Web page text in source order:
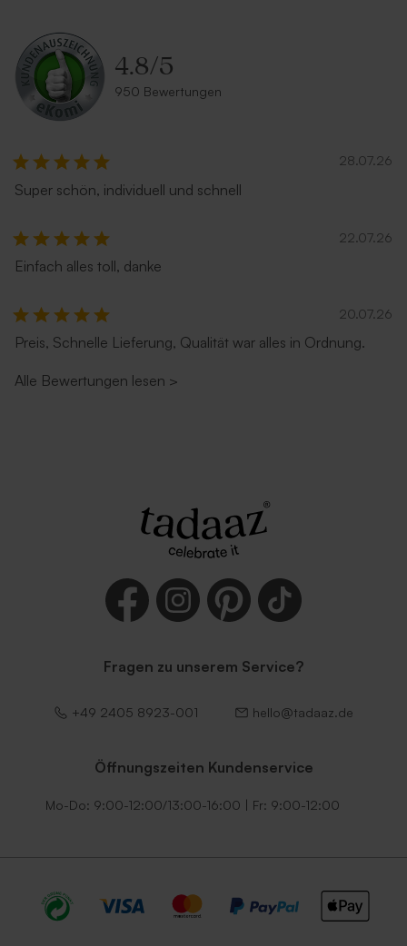
Quadratischer Umschlag mit
selbstklebendem Verschluss
in Weiß
mit spitzer Klappe
Quadratischer Umschlag in
Silber
Umschlag in Weiß
Transparenter Umschlag
aus Kraftpapier
Schwarz
4.8/5
950 Bewertungen
28.07.26
Super schön, individuell und schnell
22.07.26
Einfach alles toll, danke
20.07.26
Preis, Schnelle Lieferung, Qualität war alles in Ordnung.
Alle Bewertungen lesen >
Fragen zu unserem Service?
+49 2405 8923-001 hello@tadaaz.de
Öffnungszeiten Kundenservice
Mo-Do: 9:00-12:00/13:00-16:00 | Fr: 9:00-12:00